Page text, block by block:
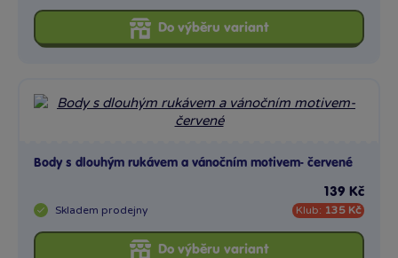
Do výběru variant
Body s dlouhým rukávem a vánočním motivem- červené
Skladem prodejny
139 Kč
Klub: 135 Kč
Do výběru variant